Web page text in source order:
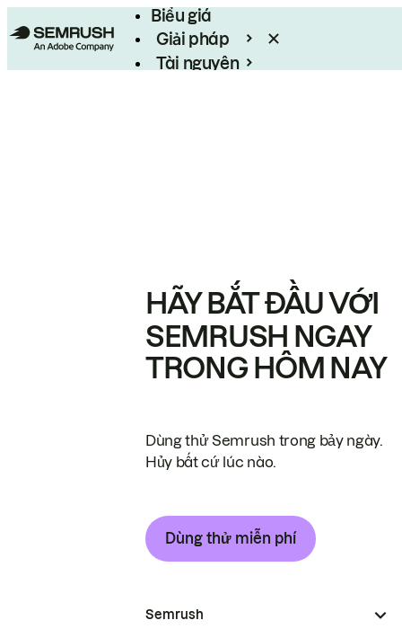
Biểu giá
Giải pháp
Tài nguyên
HÃY BẮT ĐẦU VỚI
SEMRUSH NGAY
TRONG HÔM NAY
Dùng thử Semrush trong bảy ngày.
Hủy bất cứ lúc nào.
Dùng thử miễn phí
Semrush